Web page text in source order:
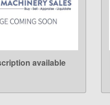
MORE
available